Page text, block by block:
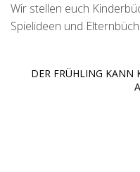
Wir stellen euch
Spielideen und
DER FRÜHLING KANN